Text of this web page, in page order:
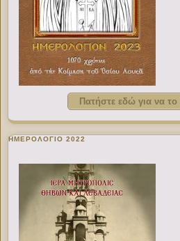
Πατήστε εδώ για να το
ΗΜΕΡΟΛΟΓΙΟ 2022